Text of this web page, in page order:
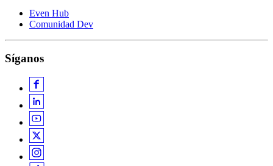
Even Hub
Comunidad Dev
Síganos